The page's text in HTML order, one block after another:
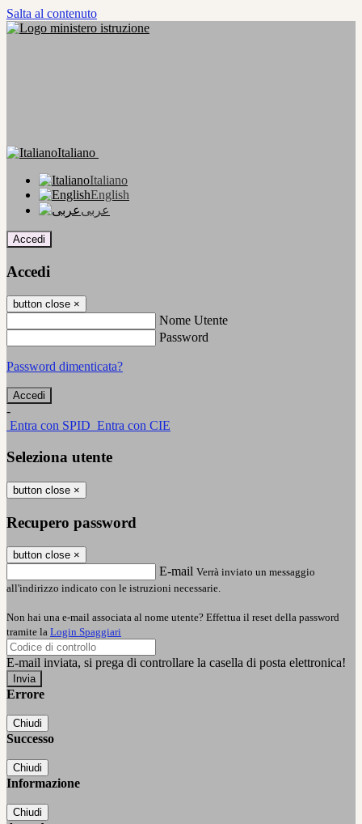
Salta al contenuto
Italiano
Italiano
English
عربى
Accedi
Accedi
button close ×
Nome Utente
Password
Password dimenticata?
-
Entra con SPID Entra con CIE
Seleziona utente
button close ×
Recupero password
button close ×
E-mail Verrà inviato un messaggio
all'indirizzo indicato con le istruzioni necessarie.
Non hai una e-mail associata al nome utente? Effettua il reset della password
tramite la Login Spaggiari
E-mail inviata, si prega di controllare la casella di posta elettronica!
Errore
Chiudi
Successo
Chiudi
Informazione
Chiudi